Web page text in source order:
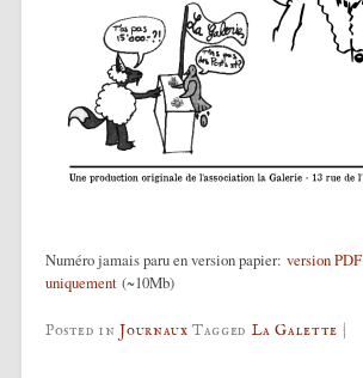
Numéro jamais paru en version papier: version PDF
uniquement(~10Mb)
Posted inJournaux Tagged La Galette |